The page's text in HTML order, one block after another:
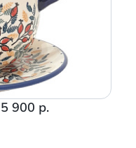
5 900 р.